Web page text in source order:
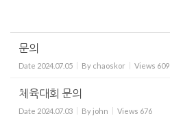
문의
Date 2024.07.05 By chaoskor Views 609
체육대회 문의
Date 2024.07.03 By john Views 676